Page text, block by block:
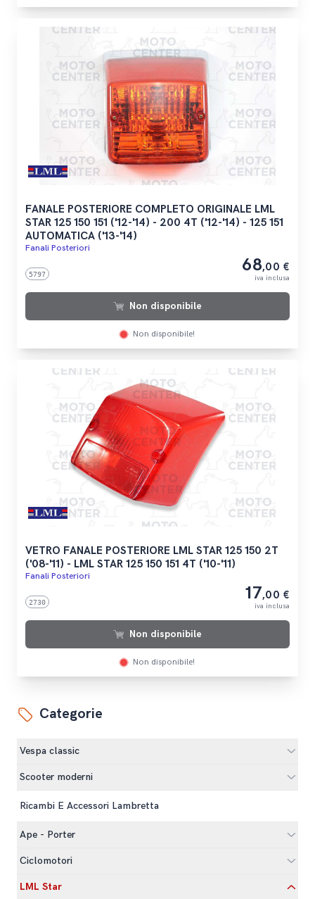
FANALE POSTERIORE COMPLETO ORIGINALE LML
STAR 125 150 151 ('12-'14) - 200 4T ('12-'14) - 125 151
AUTOMATICA ('13-'14)
Fanali Posteriori
5797 68,00 €
iva inclusa
Non disponibile
Non disponibile!
VETRO FANALE POSTERIORE LML STAR 125 150 2T
('08-'11) - LML STAR 125 150 151 4T ('10-'11)
Fanali Posteriori
2730 17,00 €
iva inclusa
Non disponibile
Non disponibile!
Categorie
Vespa classic
Scooter moderni
Ricambi E Accessori Lambretta
Ape - Porter
Ciclomotori
LML Star